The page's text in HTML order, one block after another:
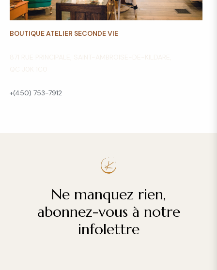
BOUTIQUE ATELIER SECONDE VIE
+(450) 753-7912
Ne manquez rien,
abonnez-vous à notre
infolettre